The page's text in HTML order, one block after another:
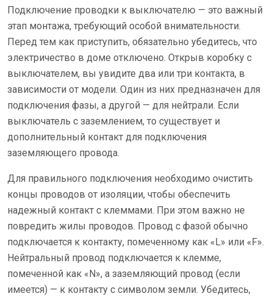
Подключение проводки к выключателю — это важный
этап монтажа, требующий особой внимательности.
Перед тем как приступить, обязательно убедитесь, что
электричество в доме отключено. Открыв коробку с
выключателем, вы увидите два или три контакта, в
зависимости от модели. Один из них предназначен для
подключения фазы, а другой — для нейтрали. Если
выключатель с заземлением, то существует и
дополнительный контакт для подключения
заземляющего провода.
Для правильного подключения необходимо очистить
концы проводов от изоляции, чтобы обеспечить
надежный контакт с клеммами. При этом важно не
повредить жилы проводов. Провод с фазой обычно
подключается к контакту, помеченному как «L» или «F».
Нейтральный провод подключается к клемме,
помеченной как «N», а заземляющий провод (если
имеется) — к контакту с символом земли. Убедитесь,